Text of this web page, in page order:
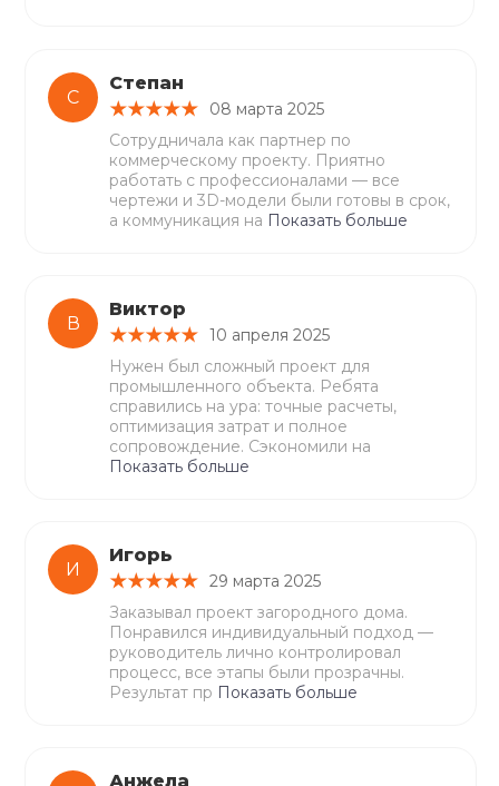
С
Степан
08 марта 2025
Сотрудничала как партнер по
коммерческому проекту. Приятно
работать с профессионалами — все
чертежи и 3D-модели были готовы в срок,
а коммуникация на Показать больше
В
Виктор
10 апреля 2025
Нужен был сложный проект для
промышленного объекта. Ребята
справились на ура: точные расчеты,
оптимизация затрат и полное
сопровождение. Сэкономили на
Показать больше
И
Игорь
29 марта 2025
Заказывал проект загородного дома.
Понравился индивидуальный подход —
руководитель лично контролировал
процесс, все этапы были прозрачны.
Результат пр Показать больше
Анжела